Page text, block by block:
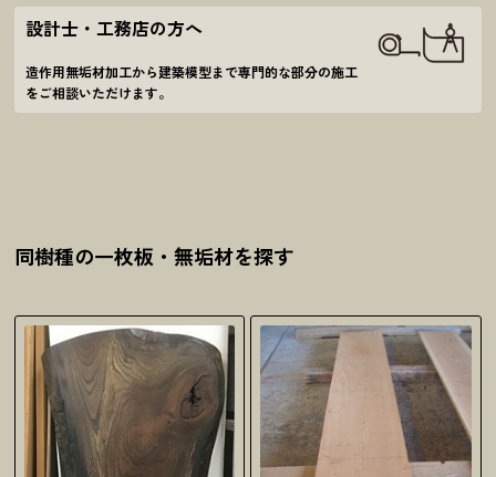
設計士・工務店の方へ
造作用無垢材加工から建築模型まで専門的な部分の施工
をご相談いただけます。
同樹種の一枚板・無垢材を探す